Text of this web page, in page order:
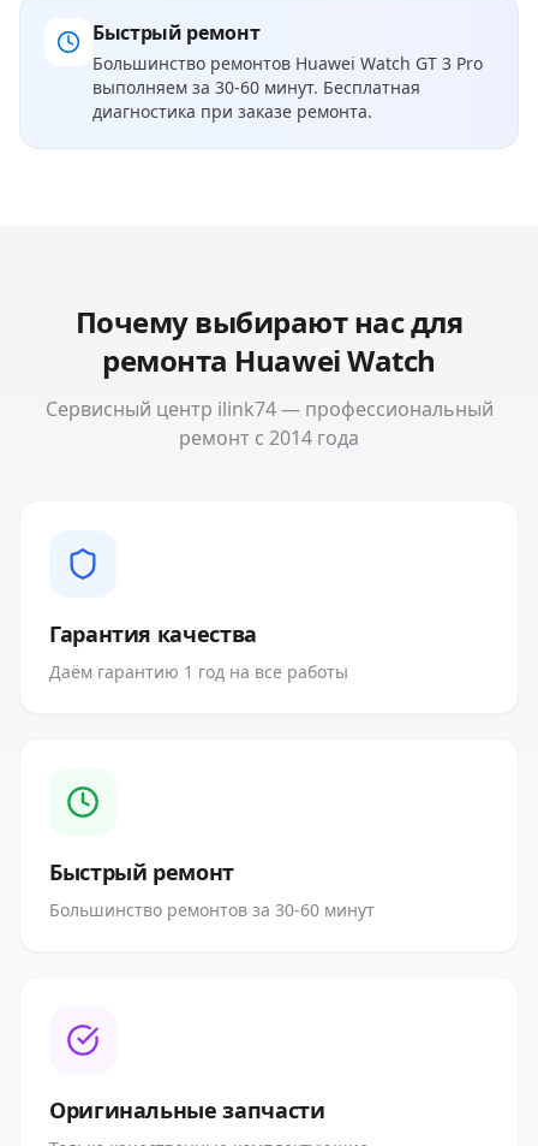
Быстрый ремонт
Большинство ремонтов Huawei Watch GT 3 Pro
выполняем за 30-60 минут. Бесплатная
диагностика при заказе ремонта.
Почему выбирают нас для
ремонта Huawei Watch
Сервисный центр ilink74 — профессиональный
ремонт с 2014 года
Гарантия качества
Даём гарантию 1 год на все работы
Быстрый ремонт
Большинство ремонтов за 30-60 минут
Оригинальные запчасти